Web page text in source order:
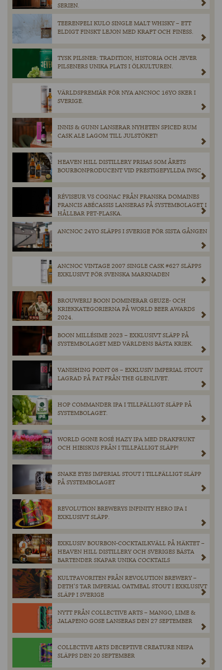
SERIEN.
TEERENPELI KULO SINGLE MALT WHISKY – ETT
ELDIGT FINSKT LEJON MED KRAFT OCH FINESS.
TYSK PILSNER: TRADITION, HISTORIA OCH JEVER
PILSENERS UNIKA PLATS I ÖLKULTUREN.
VÄRLDSPREMIÄR FÖR NYA ANCNOC 16YO SKER I
SVERIGE.
INNIS & GUNN LANSERAR NYHETEN SPICED RUM
CASK ALE LAGOM TILL JULSTÖKET!
HEAVEN HILL DISTILLERY PRISAS SOM ÅRETS
BOURBONPRODUCENT VID PRESTIGEFYLLDA IWSC
RÉVISEUR VS COGNAC FRÅN FRANSKA DOMAINES
FRANCIS ABÉCASSIS LANSERAS PÅ SYSTEMBOLAGET I
HÅLLBAR PET-FLASKA.
ANCNOC 24YO SLÄPPS I SVERIGE FÖR SISTA GÅNGEN
ANCNOC VINTAGE 2007 SINGLE CASK #627 SLÄPPS
EXKLUSIVT FÖR SVENSKA MARKNADEN
BROUWERIJ BOON DOMINERAR GEUZE- OCH
KRIEKKATEGORIERNA PÅ WORLD BEER AWARDS
2024.
BOON MILLÉSIME 2023 – EXKLUSIVT SLÄPP PÅ
SYSTEMBOLAGET MED VÄRLDENS BÄSTA KRIEK.
VANISHING POINT 08 – EXKLUSIV IMPERIAL STOUT
LAGRAD PÅ FAT FRÅN THE GLENLIVET.
HOP COMMANDER IPA I TILLFÄLLIGT SLÄPP PÅ
SYSTEMBOLAGET.
WORLD GONE ROSÉ HAZY IPA MED DRAKFRUKT
OCH HIBISKUS FRÅN I TILLFÄLLIGT SLÄPP!
SNAKE EYES IMPERIAL STOUT I TILLFÄLLIGT SLÄPP
PÅ SYSTEMBOLAGET
REVOLUTION BREWERYS INFINITY HERO IPA I
EXKLUSIVT SLÄPP.
EXKLUSIV BOURBON-COCKTAILKVÄLL PÅ HÄKTET –
HEAVEN HILL DISTILLERY OCH SVERIGES BÄSTA
BARTENDER SKAPAR UNIKA COCKTAILS
KULTFAVORITEN FRÅN REVOLUTION BREWERY –
DETH’S TAR IMPERIAL OATMEAL STOUT I EXKLUSIVT
SLÄPP I SVERIGE
NYTT FRÅN COLLECTIVE ARTS – MANGO, LIME &
JALAPENO GOSE LANSERAS DEN 27 SEPTEMBER
COLLECTIVE ARTS DECEPTIVE CREATURE NEIPA
SLÄPPS DEN 20 SEPTEMBER